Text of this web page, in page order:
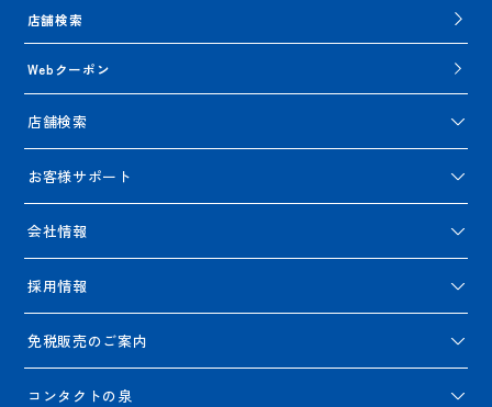
店舗検索
Webクーポン
店舗検索
お客様サポート
会社情報
採用情報
免税販売のご案内
コンタクトの泉